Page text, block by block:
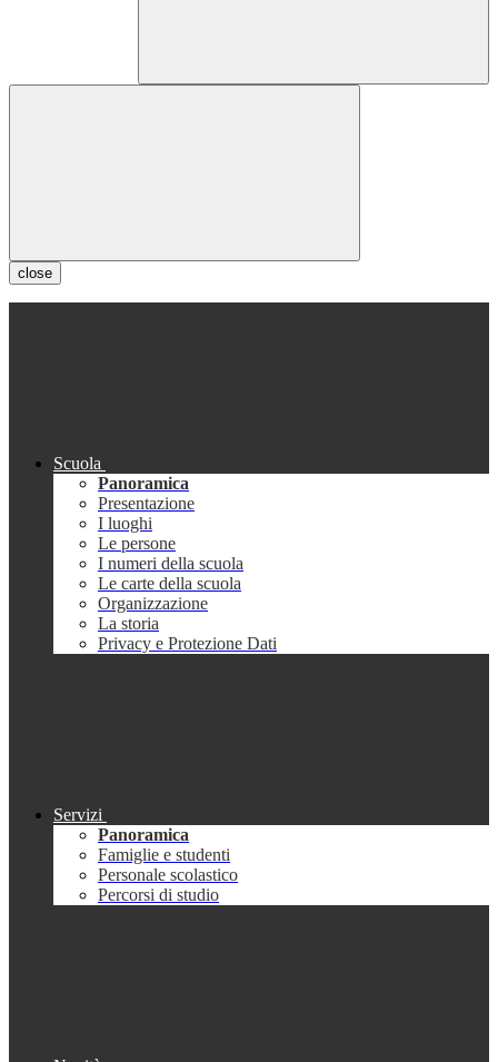
close
Scuola
Panoramica
Presentazione
I luoghi
Le persone
I numeri della scuola
Le carte della scuola
Organizzazione
La storia
Privacy e Protezione Dati
Servizi
Panoramica
Famiglie e studenti
Personale scolastico
Percorsi di studio